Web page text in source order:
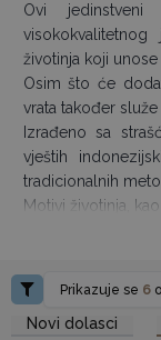
Ovi
životinja koji
Osim što će
vrata također
Izrađeno sa
vještih
tradicionalnih
Motivi životinja,
će prekrasan
Savršeno za
Donesite
kupcima ove
Prikazuje se 6
Novi dolasci
Pristup
cijenama